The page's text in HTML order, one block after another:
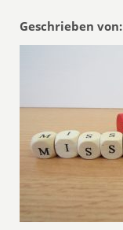
Geschrieben von: